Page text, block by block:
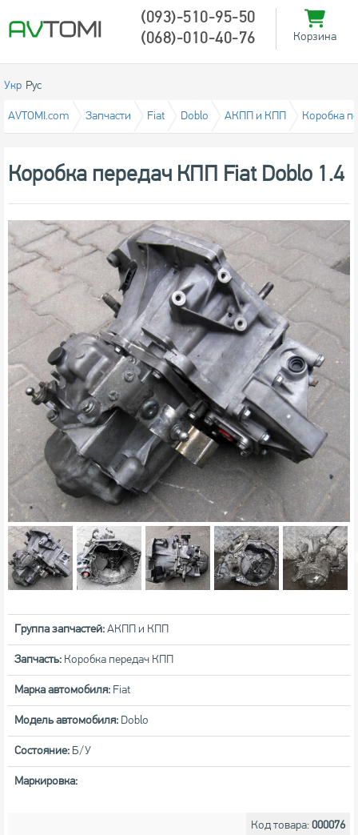
(093)-510-95-50
(068)-010-40-76
Корзина
Укр Рус
AVTOMI.com Запчасти Fiat Doblo АКПП и КПП Коробка
Коробка передач КПП Fiat Doblo 1.4
Группа запчастей: АКПП и КПП
Запчасть: Коробка передач КПП
Марка автомобиля: Fiat
Модель автомобиля: Doblo
Состояние: Б/У
Маркировка:
Код товара: 000076